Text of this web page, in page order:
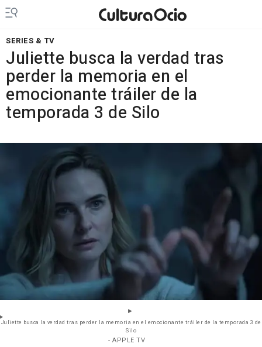
SERIES & TV
Juliette busca la verdad tras
perder la memoria en el
emocionante tráiler de la
temporada 3 de Silo
Juliette busca la verdad tras perder la memoria en el emocionante tráiler de la temporada 3 de
Silo
- APPLE TV